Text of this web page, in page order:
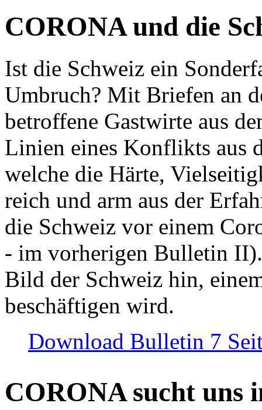
CORONA und die
Ist die Schweiz ein
Umbruch? Mit Briefen an
betroffene Gastwirte aus
Linien eines Konflikts aus
welche die Härte,
reich und arm aus der
die Schweiz vor einem
- im vorherigen Bulletin
Bild der Schweiz hin,
beschäftigen wird.
Download Bulletin 7
CORONA sucht uns